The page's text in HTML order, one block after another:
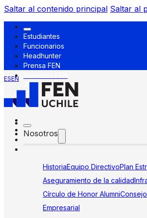
Saltar al contenido principal Saltar al
Estudiantes
Funcionarios
Headhunter
Prensa FEN
ESEN
Nosotros
HistoriaEquipo DirectivoPlan
Aseguramiento de la calidad
Círculo de Honor Alumni
Empresarial